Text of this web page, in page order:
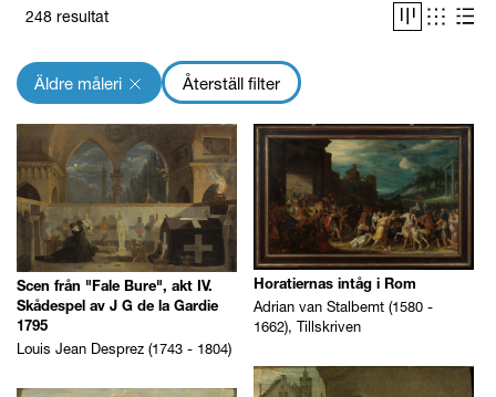
Konstnär/Tillverkare
Avbildad person
Sök Avbildad person
Samlingskategori
Sök Samlingskategori
Geografisk härkomst
Sök Geografisk
härkomst
Material
Sök Material
248 resultat
Äldre måleri Återställ filter
Scen från "Fale Bure", akt IV.
Skådespel av J G de la Gardie
1795
Louis Jean Desprez (1743 - 1804)
Horatiernas intåg i Rom
Adrian van Stalbemt (1580 -
1662), Tillskriven